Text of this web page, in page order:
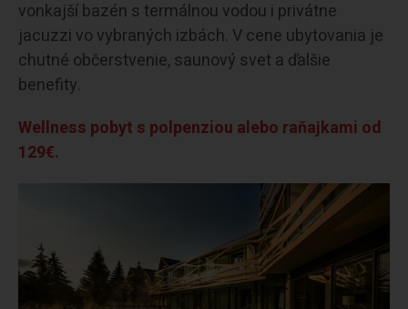
vonkajší bazén s termálnou vodou i privátne
jacuzzi vo vybraných izbách. V cene ubytovania je
chutné občerstvenie, saunový svet a ďalšie
benefity.
Wellness pobyt s polpenziou alebo raňajkami od
129€.